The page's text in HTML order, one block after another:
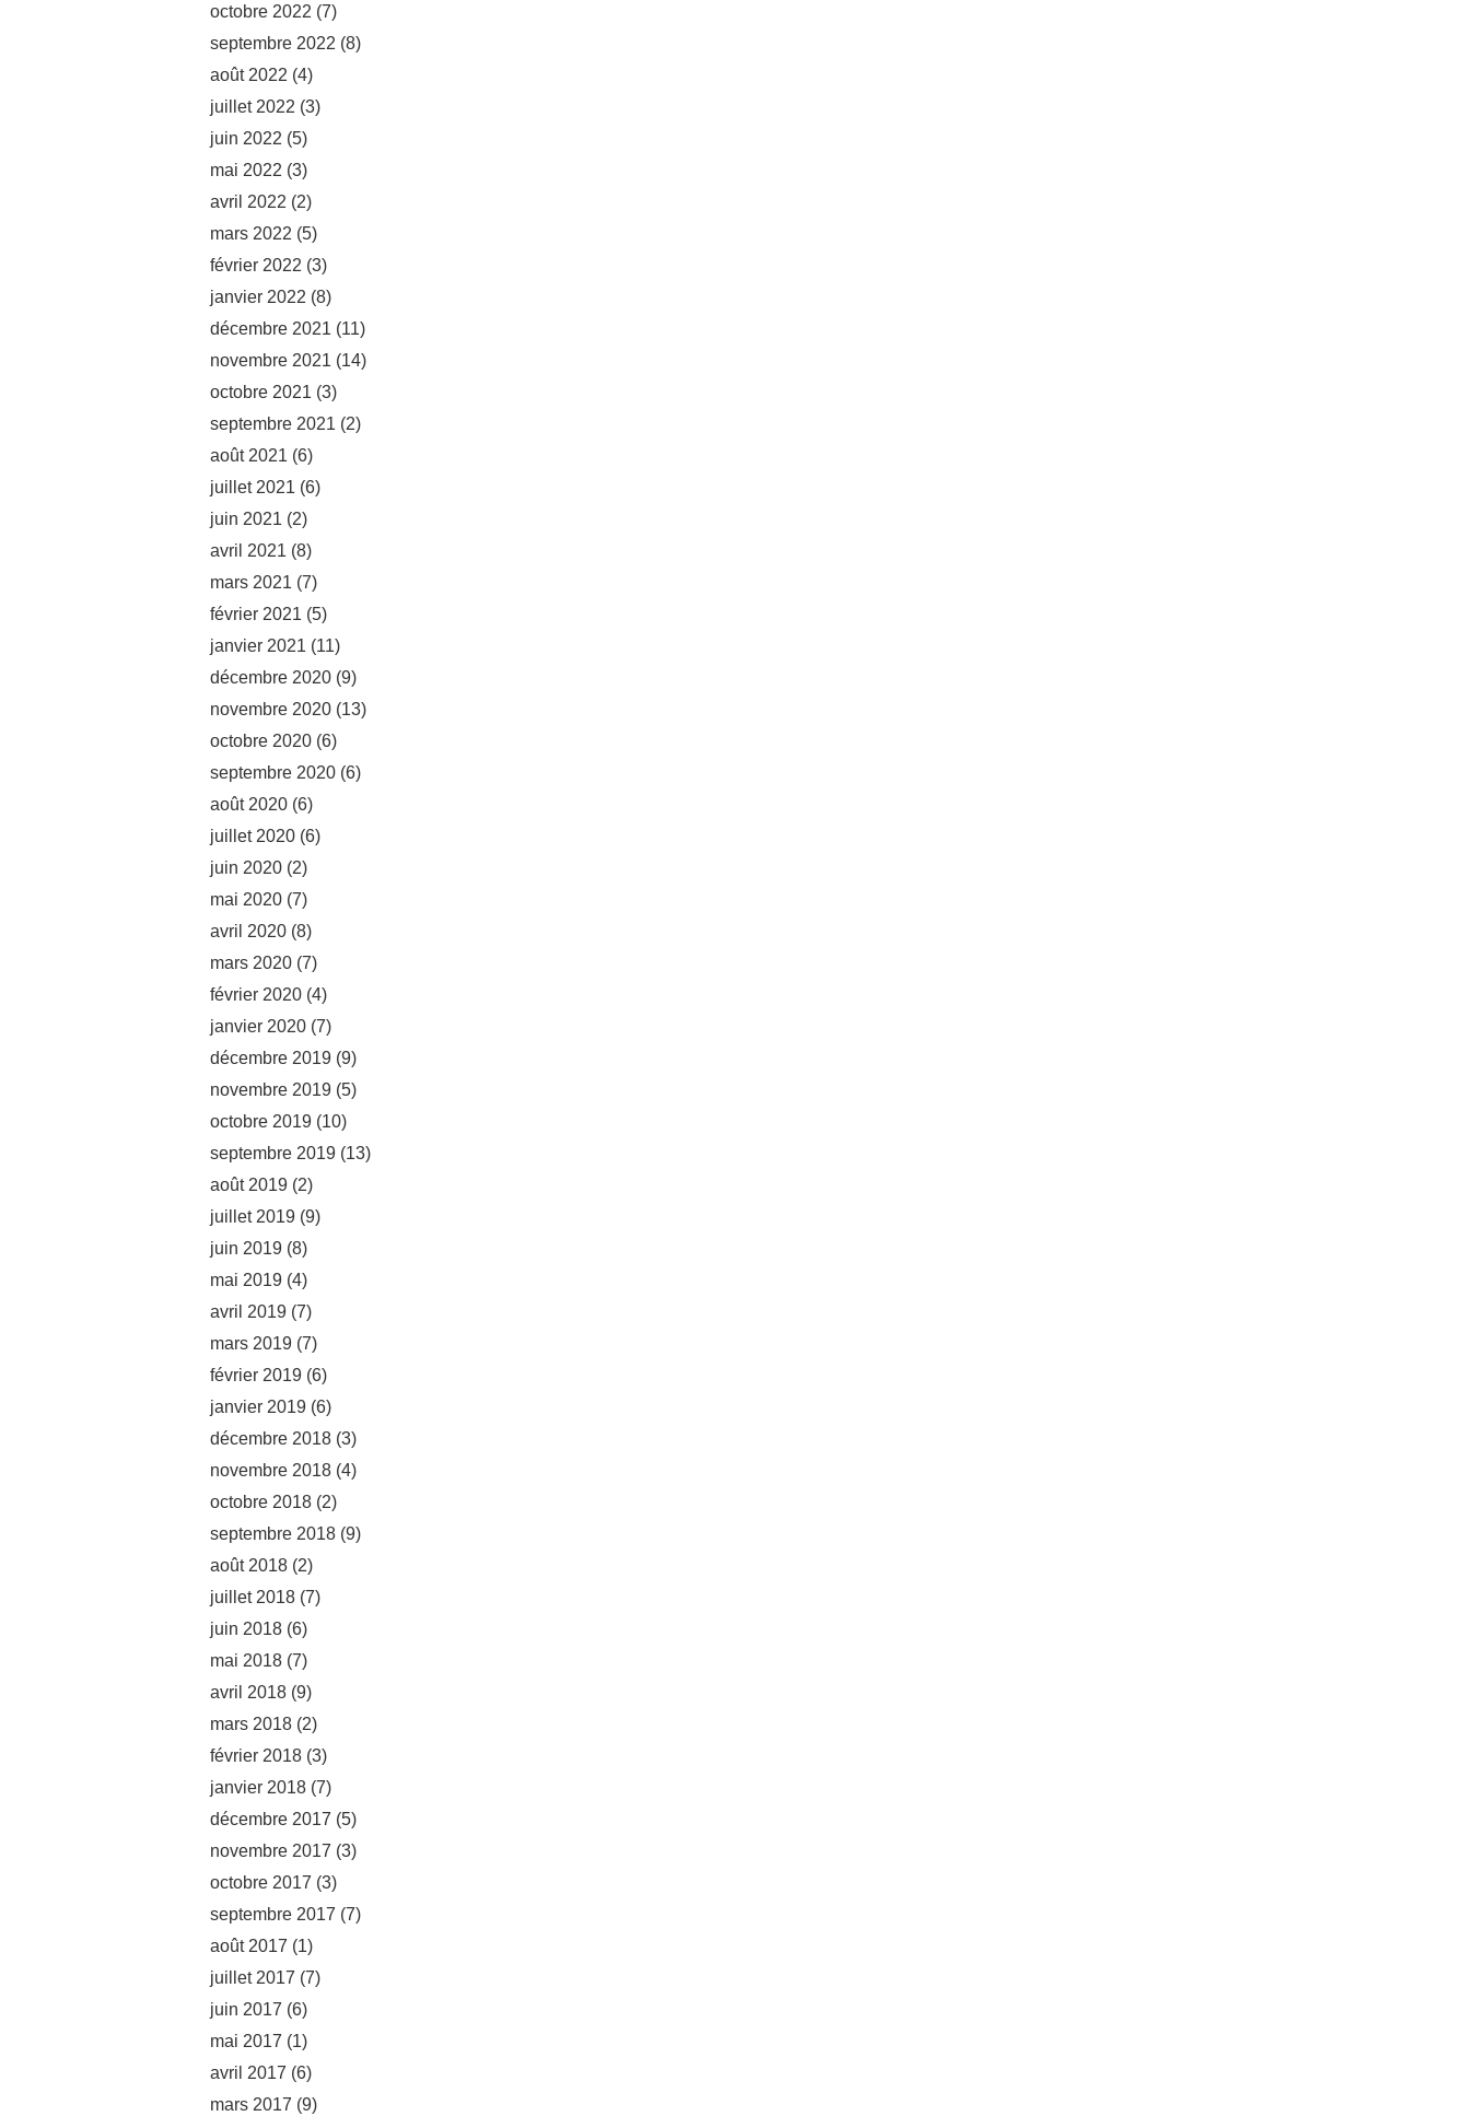
octobre 2022 (7)
septembre 2022 (8)
août 2022 (4)
juillet 2022 (3)
juin 2022 (5)
mai 2022 (3)
avril 2022 (2)
mars 2022 (5)
février 2022 (3)
janvier 2022 (8)
décembre 2021 (11)
novembre 2021 (14)
octobre 2021 (3)
septembre 2021 (2)
août 2021 (6)
juillet 2021 (6)
juin 2021 (2)
avril 2021 (8)
mars 2021 (7)
février 2021 (5)
janvier 2021 (11)
décembre 2020 (9)
novembre 2020 (13)
octobre 2020 (6)
septembre 2020 (6)
août 2020 (6)
juillet 2020 (6)
juin 2020 (2)
mai 2020 (7)
avril 2020 (8)
mars 2020 (7)
février 2020 (4)
janvier 2020 (7)
décembre 2019 (9)
novembre 2019 (5)
octobre 2019 (10)
septembre 2019 (13)
août 2019 (2)
juillet 2019 (9)
juin 2019 (8)
mai 2019 (4)
avril 2019 (7)
mars 2019 (7)
février 2019 (6)
janvier 2019 (6)
décembre 2018 (3)
novembre 2018 (4)
octobre 2018 (2)
septembre 2018 (9)
août 2018 (2)
juillet 2018 (7)
juin 2018 (6)
mai 2018 (7)
avril 2018 (9)
mars 2018 (2)
février 2018 (3)
janvier 2018 (7)
décembre 2017 (5)
novembre 2017 (3)
octobre 2017 (3)
septembre 2017 (7)
août 2017 (1)
juillet 2017 (7)
juin 2017 (6)
mai 2017 (1)
avril 2017 (6)
mars 2017 (9)